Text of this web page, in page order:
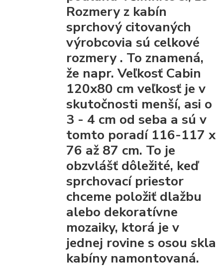
Rozmery z kabín
sprchový citovaných
výrobcoviasú celkové
rozmery. To znamená,
že napr. Veľkosť Cabin
120x80 cm veľkosť je v
skutočnosti menší, asi o
3 - 4 cm od seba a sú v
tomto poradí 116-117 x
76 až 87 cm. To je
obzvlášť dôležité, keď
sprchovací priestor
chceme položiť dlažbu
alebo dekoratívne
mozaiky, ktorá je v
jednej rovine s osou skla
kabíny namontovaná.